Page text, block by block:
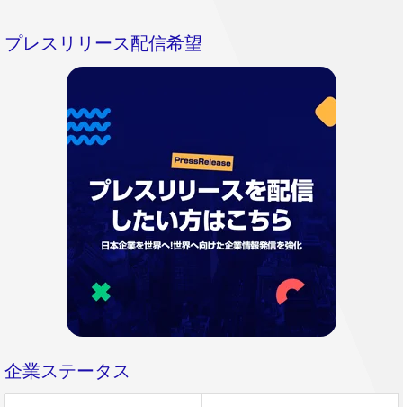
プレスリリース配信希望
企業ステータス